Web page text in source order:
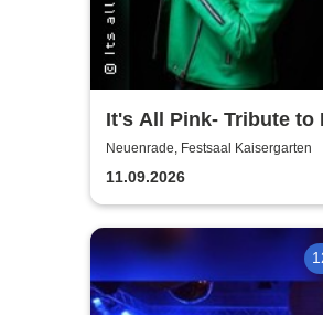
It's All Pink- Tribute to
Headliner Tour 2026
Neuenrade, Festsaal Kaisergarten
11.09.2026